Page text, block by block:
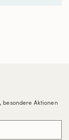
besondere Aktionen